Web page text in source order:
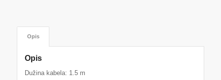
Opis
Opis
Dužina kabela: 1.5 m